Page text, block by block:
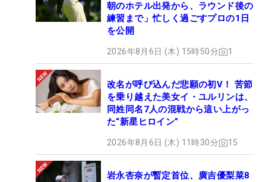
朝のホテル出発から、ラウンド後の
練習まで」忙しく過ごすプロの1日
を公開
2026年8月6日 (木) 15時50分 1
改名が呼び込んだ悲願の初V！ 苦節
を乗り越えた美女イ・ユルリンは、
同姓同名7人の混戦から這い上がっ
た“新星ヒロイン”
2026年8月6日 (木) 11時30分 15
岩永杏奈が暫定首位、廣吉優梨菜8